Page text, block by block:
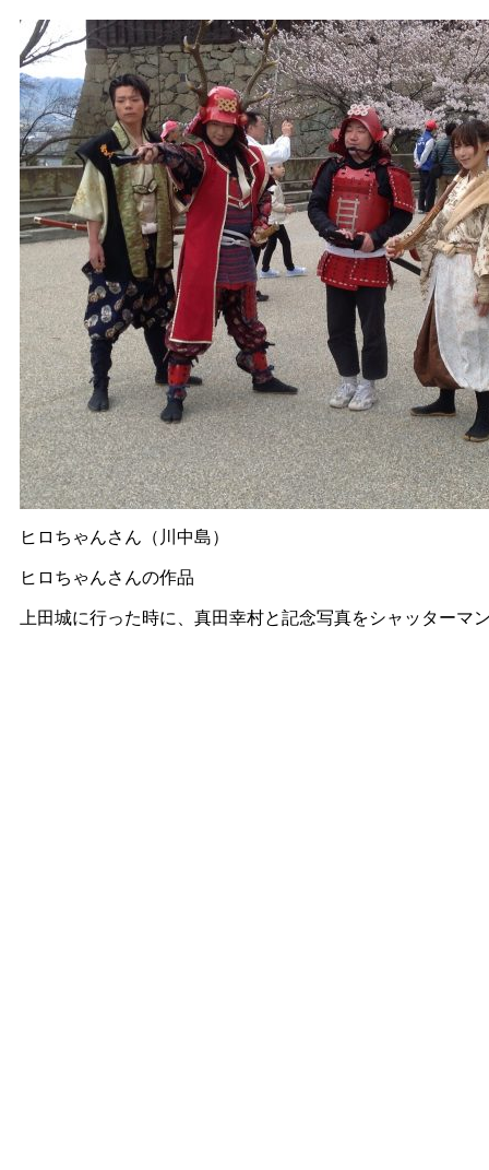
ヒロちゃんさん（川中島）
ヒロちゃんさんの作品
上田城に行った時に、真田幸村と記念写真をシャッター